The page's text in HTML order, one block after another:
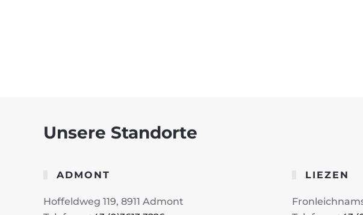
Unsere Standorte
ADMONT
Hoffeldweg 119, 8911 Admont
LIEZEN